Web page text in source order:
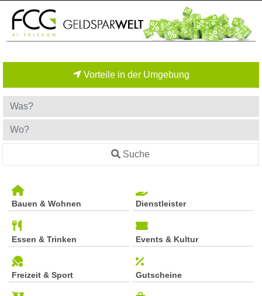
Vorteile in der Umgebung
Suche
Bauen & Wohnen Dienstleister
Essen & Trinken Events & Kultur
Freizeit & Sport Gutscheine